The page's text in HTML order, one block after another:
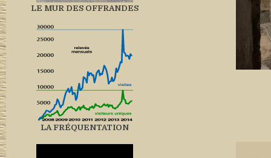
LE MUR DES OFFRANDES
LA FRÉQUENTATION